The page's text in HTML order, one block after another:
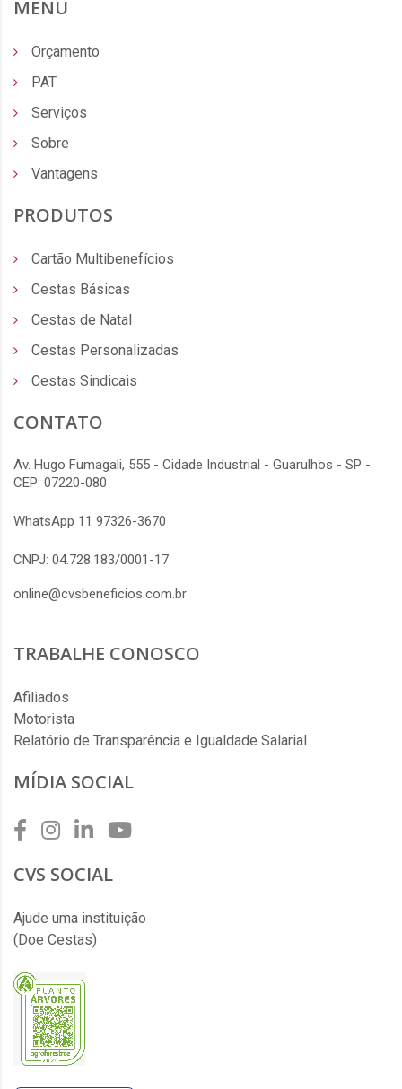
MENU
Orçamento
PAT
Serviços
Sobre
Vantagens
PRODUTOS
Cartão Multibenefícios
Cestas Básicas
Cestas de Natal
Cestas Personalizadas
Cestas Sindicais
CONTATO
Av. Hugo Fumagali, 555 - Cidade Industrial - Guarulhos - SP -
CEP: 07220-080
WhatsApp 11 97326-3670
CNPJ: 04.728.183/0001-17
online@cvsbeneficios.com.br
TRABALHE CONOSCO
Afiliados
Motorista
Relatório de Transparência e Igualdade Salarial
MÍDIA SOCIAL
CVS SOCIAL
Ajude uma instituição
(Doe Cestas)